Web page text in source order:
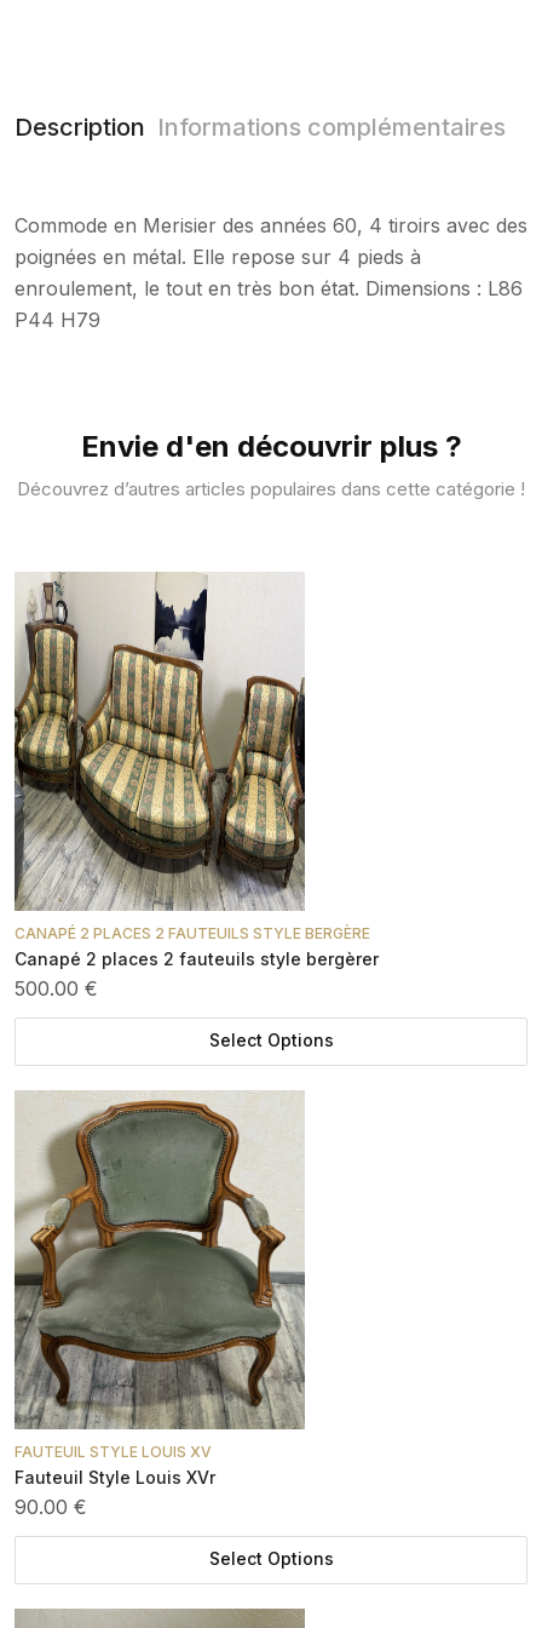
Description Informations complémentaires
Commode en Merisier des années 60, 4 tiroirs avec des
poignées en métal. Elle repose sur 4 pieds à
enroulement, le tout en très bon état. Dimensions : L86
P44 H79
Envie d'en découvrir plus ?
Découvrez d’autres articles populaires dans cette catégorie !
CANAPÉ 2 PLACES 2 FAUTEUILS STYLE BERGÈRE
Canapé 2 places 2 fauteuils style bergèrer
500.00 €
Select Options
FAUTEUIL STYLE LOUIS XV
Fauteuil Style Louis XVr
90.00 €
Select Options